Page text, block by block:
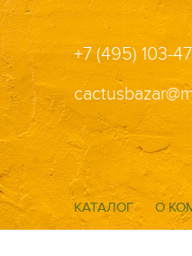
+7 (495) 103-
КАТАЛОГ О